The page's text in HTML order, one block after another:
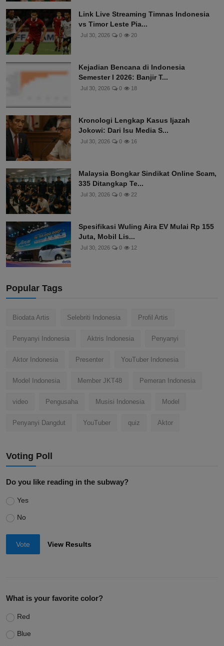
Link Live Streaming Timnas Indonesia
vs Timor Leste Pia...
Jul 30, 2026 0 20
Kejadian Bencana di Indonesia
Semester I 2026: Banjir T...
Jul 30, 2026 0 18
Kronologi Lengkap Kasus Ijazah
Jokowi: Dari Isu Media S...
Jul 30, 2026 0 16
Malaysia Bongkar Sindikat Online Scam,
335 Ditangkap Te...
Jul 30, 2026 0 22
Spesifikasi Wuling Aira EV Mulai Rp 155
Juta, Mobil Lis...
Jul 30, 2026 0 12
Popular Tags
Biodata Artis Selebriti Indonesia Profil Artis
Penyanyi Indonesia Aktris Indonesia Penyanyi
Aktor Indonesia Presenter YouTuber Indonesia
Model Indonesia Member JKT48 Pemeran Indonesia
video Pengusaha Musisi Indonesia Model
Penyanyi Dangdut YouTuber quiz Aktor
Voting Poll
Do you like reading in the subway?
Yes
No
Vote View Results
What is your favorite color?
Red
Blue